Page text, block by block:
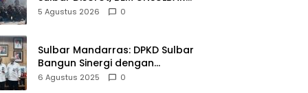
Dorong RUU Sisdiknas
5 Agustus 2026 0
Sulbar Mandarras: DPKD Sulbar
Bangun Sinergi dengan
Perpusnas RI untuk
6 Agustus 2025 0